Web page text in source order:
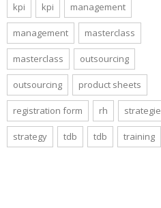
kpi kpi management
management masterclass
masterclass outsourcing
outsourcing product sheets
registration form rh strategie
strategy tdb tdb training